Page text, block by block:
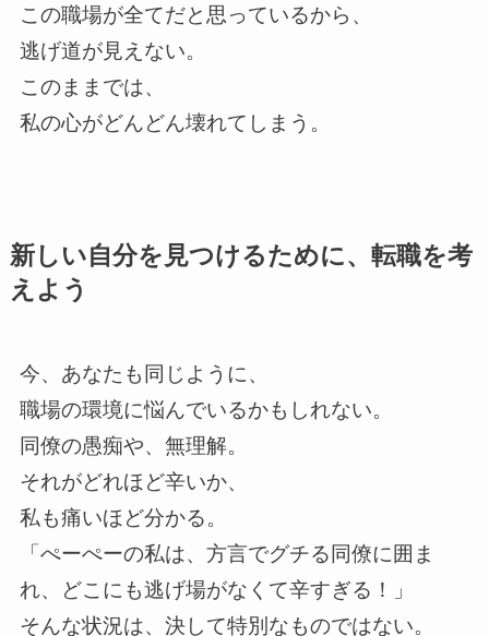
この職場が全てだと思っているから、
逃げ道が見えない。
このままでは、
私の心がどんどん壊れてしまう。
新しい自分を見つけるために、転職を考
えよう
今、あなたも同じように、
職場の環境に悩んでいるかもしれない。
同僚の愚痴や、無理解。
それがどれほど辛いか、
私も痛いほど分かる。
「ぺーぺーの私は、方言でグチる同僚に囲ま
れ、どこにも逃げ場がなくて辛すぎる！」
そんな状況は、決して特別なものではない。